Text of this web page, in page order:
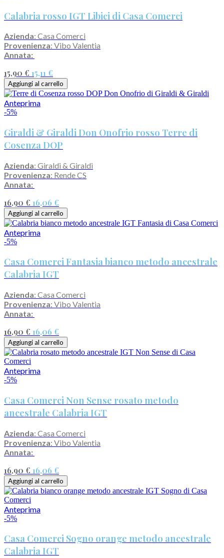
Calabria rosso IGT Libici di Casa Comerci
Azienda: Casa Comerci
Provenienza: Vibo Valentia
Annata:
15,90 € 15,11 €
Aggiungi al carrello
Anteprima
-5%
Giraldi & Giraldi Don Onofrio rosso Terre di
Cosenza DOP
Azienda: Giraldi & Giraldi
Provenienza: Rende CS
Annata:
16,90 € 16,06 €
Aggiungi al carrello
Anteprima
-5%
Casa Comerci Fantasia bianco metodo ancestrale
Calabria IGT
Azienda: Casa Comerci
Provenienza: Vibo Valentia
Annata:
16,90 € 16,06 €
Aggiungi al carrello
Anteprima
-5%
Casa Comerci Non Sense rosato metodo
ancestrale Calabria IGT
Azienda: Casa Comerci
Provenienza: Vibo Valentia
Annata:
16,90 € 16,06 €
Aggiungi al carrello
Anteprima
-5%
Casa Comerci Sogno orange metodo ancestrale
Calabria IGT